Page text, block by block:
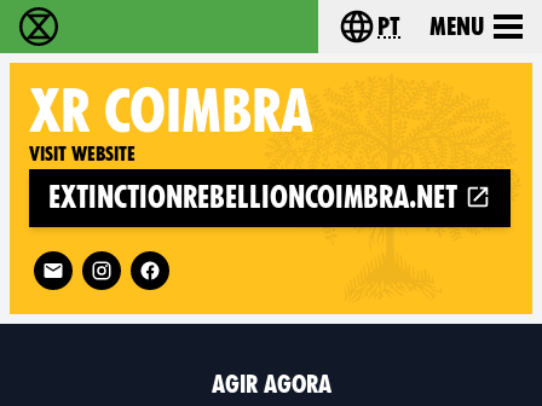
Extinction Rebellion - Home Choose your
pt Menu
XR COIMBRA
Visit website
extinctionrebellioncoimbra.net
Follow XR Coimbra on
AGIR AGORA